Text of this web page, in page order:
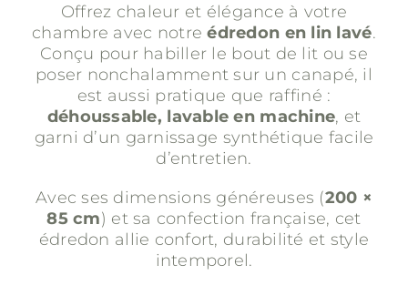
Offrez chaleur et élégance à votre
chambre avec notreédredon en lin lavé.
Conçu pour habiller le bout de lit ou se
poser nonchalamment sur un canapé, il
est aussi pratique que raffiné :
déhoussable, lavable en machine, et
garni d’un garnissage synthétique facile
d’entretien.
Avec ses dimensions généreuses (200 ×
85 cm) et sa confection française, cet
édredon allie confort, durabilité et style
intemporel.